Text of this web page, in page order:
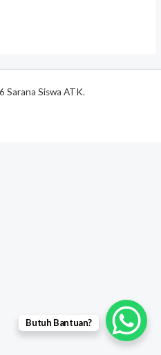
Siswa ATK.
Butuh Bantuan?